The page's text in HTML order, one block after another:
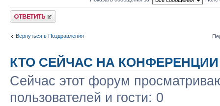
Ответить
Вернуться в Поздравления
КТО СЕЙЧАС НА КОНФЕРЕНЦИИ
Сейчас этот форум
пользователей и гости: 0